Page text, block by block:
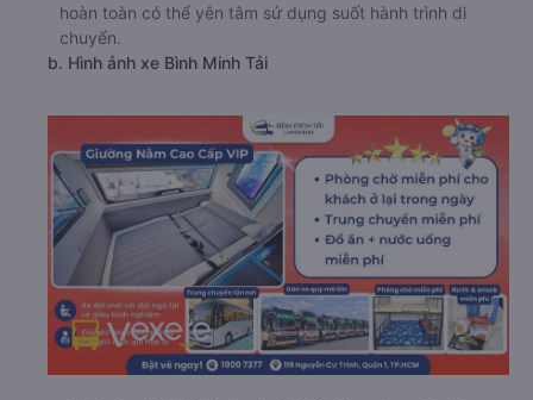
hoàn toàn có thể yên tâm sử dụng suốt hành trình di
chuyển.
b. Hình ảnh xe Bình Minh Tải